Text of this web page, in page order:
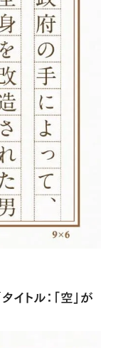
イトル：「空」が